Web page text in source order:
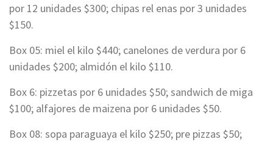
por 12 unidades $300; chipas rel enas por 3 unidades
$150.
Box 05: miel el kilo $440; canelones de verdura por 6
unidades $200; almidón el kilo $110.
Box 6: pizzetas por 6 unidades $50; sandwich de miga
$100; alfajores de maizena por 6 unidades $50.
Box 08: sopa paraguaya el kilo $250; pre pizzas $50;